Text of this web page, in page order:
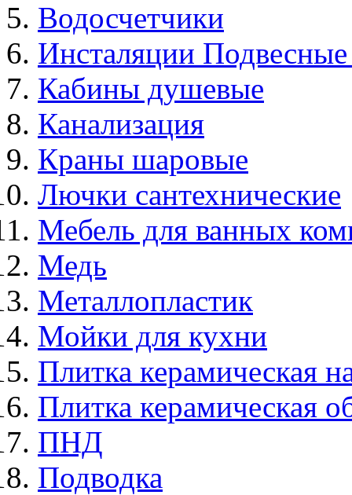
Водосчетчики
Инсталяции
Кабины душевые
Канализация
Краны шаровые
Лючки сантехнические
Мебель для ванных
Медь
Металлопластик
Мойки для кухни
Плитка керамическая
Плитка керамическая
ПНД
Подводка